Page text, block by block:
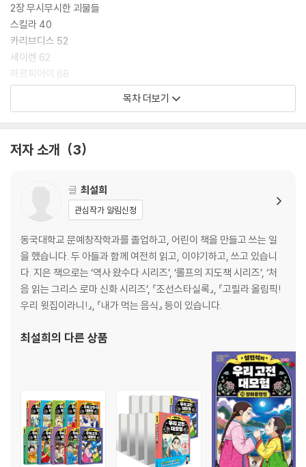
2장 무시무시한 괴물들
스킬라 40
카리브디스 52
세이렌 62
하르피아이 68
스핑크스 80
그리핀 104
4장 슬픈 운명의 미노타우로스
미로 속 미노타우로스 120
괴물을 물리친 테세우스 130
신들의 계보 142
그리스 로마 신화 더 깊이 보기 143
그리스 로마 신화 완전 정복! 150
목차 더보기
저자 소개 3
글 최설희
관심작가 알림신청
동국대학교 문예창작학과를 졸업하고, 어린이 책을 만들고 쓰는 일
을 했습니다. 두 아들과 함께 여전히 읽고, 이야기하고, 쓰고 있습니
다. 지은 책으로는 ‘역사 왔수다 시리즈’, ‘롤프의 지도책 시리즈’, ‘처
음 읽는 그리스 로마 신화 시리즈’, 『조선스타실록』, 『고릴라 올림픽!
우리 윗집이라니!』, 『내가 먹는 음식』 등이 있습니다.
최설희의 다른 상품